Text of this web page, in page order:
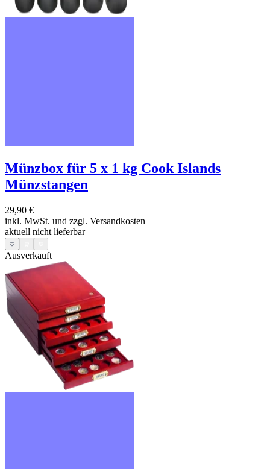
Münzbox für 5 x 1 kg Cook Islands
Münzstangen
29,90 €
inkl. MwSt. und zzgl. Versandkosten
aktuell nicht lieferbar
Ausverkauft